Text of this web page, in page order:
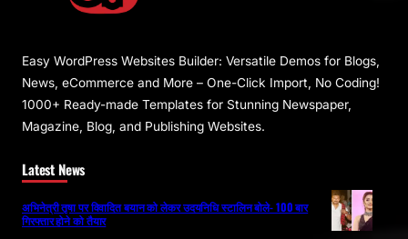
Easy WordPress Websites Builder: Versatile Demos for Blogs,
News, eCommerce and More – One-Click Import, No Coding!
1000+ Ready-made Templates for Stunning Newspaper,
Magazine, Blog, and Publishing Websites.
Latest News
अभिनेत्री तृषा पर विवादित बयान को लेकर उदयनिधि स्टालिन बोले- 100 बार
गिरफ्तार होने को तैयार